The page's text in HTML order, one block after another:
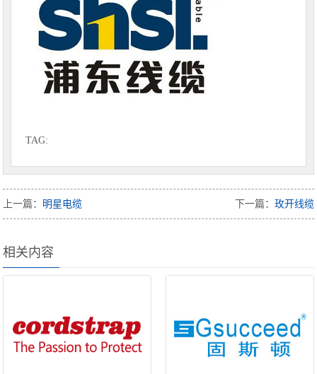
TAG:
上一篇： 明星电缆 下一篇： 玫开线缆
相关内容